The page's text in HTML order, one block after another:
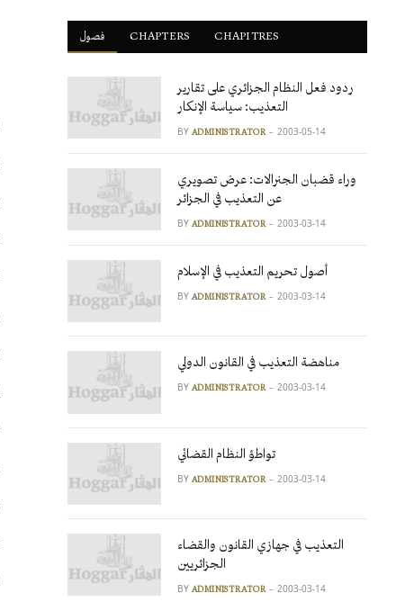
فصول ْCHAPTERS CHAPITRES
ردود فعل النظام الجزائري على تقارير
التعذيب: سياسة الإنكار
BY ADMINISTRATOR 2003-05-14
وراء قضبان الجنرالات: عرض تصويري
عن التعذيب في الجزائر
BY ADMINISTRATOR 2003-03-14
أصول تحريم التعذيب في الإسلام
BY ADMINISTRATOR 2003-03-14
مناهضة التعذيب في القانون الدولي
BY ADMINISTRATOR 2003-03-14
تواطؤ النظام القضائي
BY ADMINISTRATOR 2003-03-14
التعذيب في جهازي القانون والقضاء
الجزائريين
BY ADMINISTRATOR 2003-03-14